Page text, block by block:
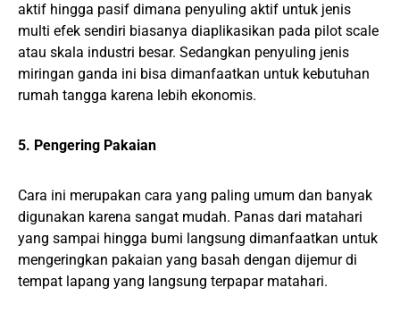
aktif hingga pasif dimana penyuling aktif untuk jenis
multi efek sendiri biasanya diaplikasikan pada pilot scale
atau skala industri besar. Sedangkan penyuling jenis
miringan ganda ini bisa dimanfaatkan untuk kebutuhan
rumah tangga karena lebih ekonomis.
5. Pengering Pakaian
Cara ini merupakan cara yang paling umum dan banyak
digunakan karena sangat mudah. Panas dari matahari
yang sampai hingga bumi langsung dimanfaatkan untuk
mengeringkan pakaian yang basah dengan dijemur di
tempat lapang yang langsung terpapar matahari.